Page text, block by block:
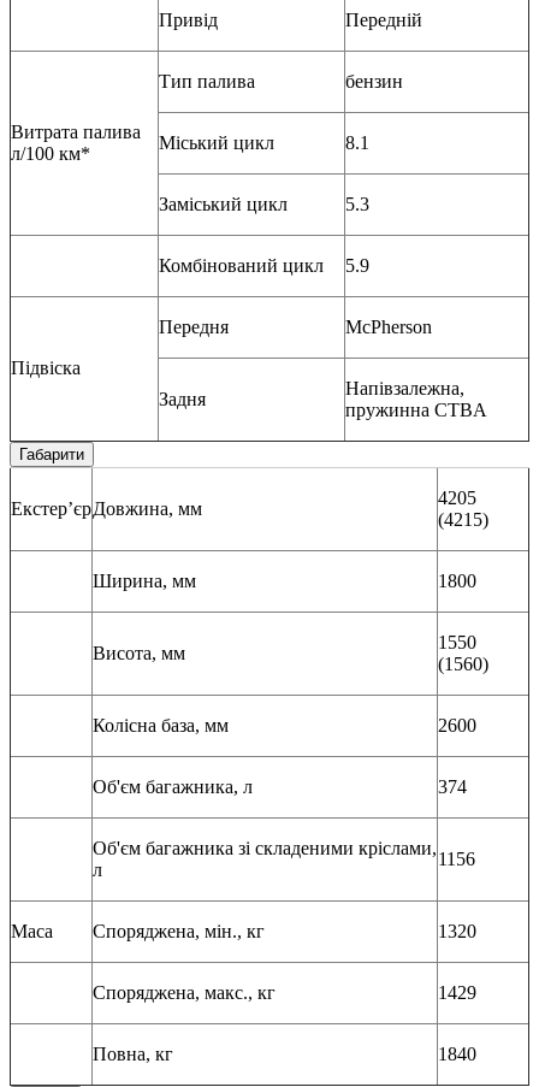
Привід Передній
Витрата палива
л/100 км*
Тип палива бензин
Міський цикл 8.1
Заміський цикл 5.3
Комбінований цикл 5.9
Підвіска
Передня McPherson
Задня
Напівзалежна,
пружинна CTBA
Габарити
Екстер’єрДовжина, мм
4205
(4215)
Ширина, мм 1800
Висота, мм
1550
(1560)
Колісна база, мм 2600
Об'єм багажника, л 374
Об'єм багажника зі складеними кріслами,
л
1156
Маса Споряджена, мін., кг 1320
Споряджена, макс., кг 1429
Повна, кг 1840